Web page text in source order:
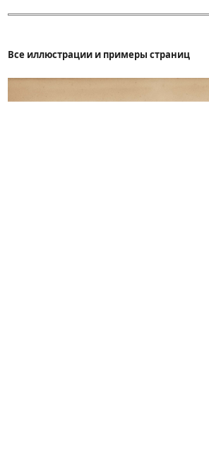
Все иллюстрации и примеры страниц